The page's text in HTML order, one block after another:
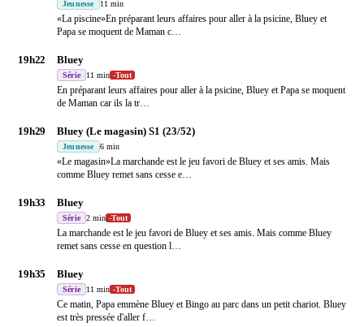
Jeunesse 11 min
«La piscine»En préparant leurs affaires pour aller à la psicine, Bluey et
Papa se moquent de Maman c…
19h22 Bluey
Série 11 min -Tout
En préparant leurs affaires pour aller à la psicine, Bluey et Papa se moquent
de Maman car ils la tr…
19h29 Bluey (Le magasin) S1 (23/52)
Jeunesse 6 min
«Le magasin»La marchande est le jeu favori de Bluey et ses amis. Mais
comme Bluey remet sans cesse e…
19h33 Bluey
Série 2 min -Tout
La marchande est le jeu favori de Bluey et ses amis. Mais comme Bluey
remet sans cesse en question l…
19h35 Bluey
Série 11 min -Tout
Ce matin, Papa emmène Bluey et Bingo au parc dans un petit chariot. Bluey
est très pressée d'aller f…